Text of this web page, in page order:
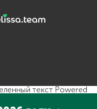
текст Powered